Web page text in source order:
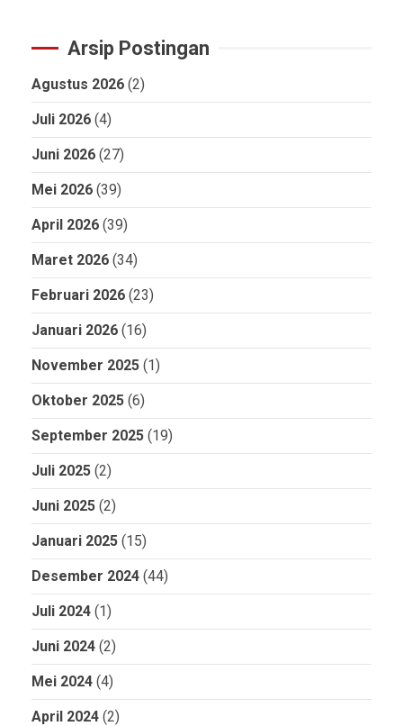
Arsip Postingan
Agustus 2026 (2)
Juli 2026 (4)
Juni 2026 (27)
Mei 2026 (39)
April 2026 (39)
Maret 2026 (34)
Februari 2026 (23)
Januari 2026 (16)
November 2025 (1)
Oktober 2025 (6)
September 2025 (19)
Juli 2025 (2)
Juni 2025 (2)
Januari 2025 (15)
Desember 2024 (44)
Juli 2024 (1)
Juni 2024 (2)
Mei 2024 (4)
April 2024 (2)